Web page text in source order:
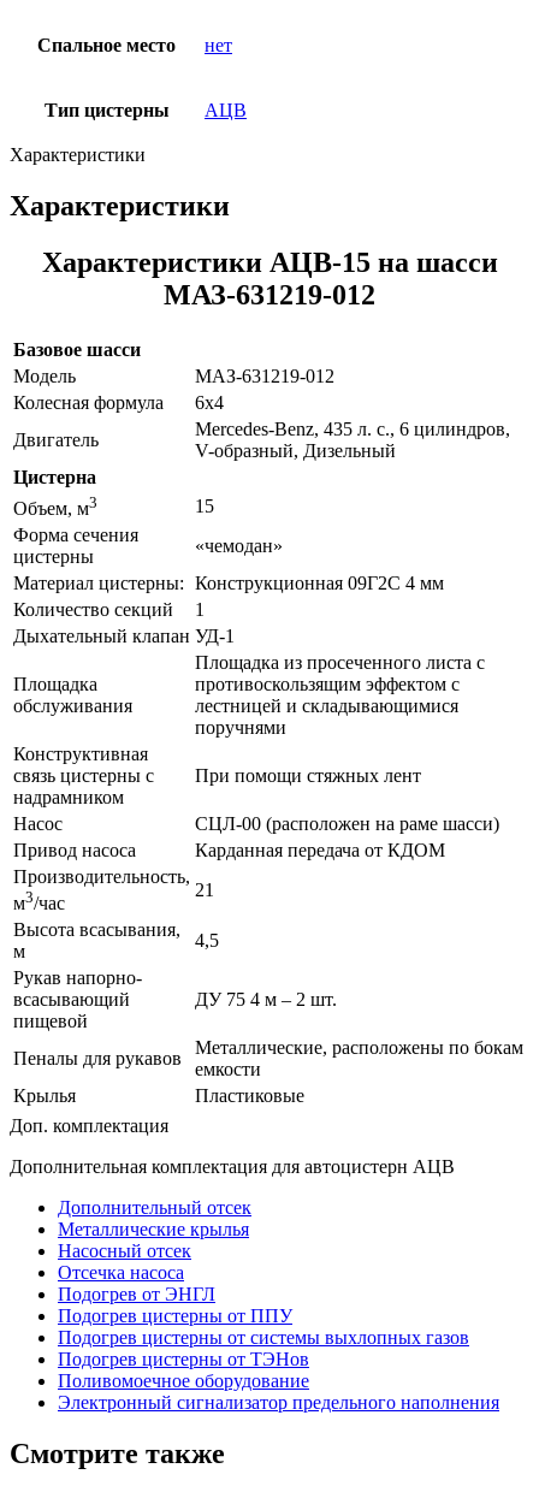
Спальное место нет
Тип цистерны АЦВ
Характеристики
Характеристики
Характеристики АЦВ-15 на шасси
МАЗ-631219-012
Базовое шасси
Модель
МАЗ-631219-012
Колесная формула
6х4
Двигатель
Mercedes-Benz, 435 л. с., 6 цилиндров,
V-образный, Дизельный
Цистерна
Объем, м3
15
Форма сечения
цистерны
«чемодан»
Материал цистерны: Конструкционная 09Г2С 4 мм
Количество секций
1
Дыхательный клапан УД-1
Площадка
обслуживания
Площадка из просеченного листа с
противоскользящим эффектом с
лестницей и складывающимися
поручнями
Конструктивная
связь цистерны с
надрамником
При помощи стяжных лент
Насос
СЦЛ-00 (расположен на раме шасси)
Привод насоса
Карданная передача от КДОМ
Производительность,
м3/час
21
Высота всасывания,
м
4,5
Рукав напорно-
всасывающий
пищевой
ДУ 75 4 м – 2 шт.
Пеналы для рукавов
Металлические, расположены по бокам
емкости
Крылья
Пластиковые
Доп. комплектация
Дополнительная комплектация для автоцистерн АЦВ
Дополнительный отсек
Металлические крылья
Насосный отсек
Отсечка насоса
Подогрев от ЭНГЛ
Подогрев цистерны от ППУ
Подогрев цистерны от системы выхлопных газов
Подогрев цистерны от ТЭНов
Поливомоечное оборудование
Электронный сигнализатор предельного наполнения
Смотрите также